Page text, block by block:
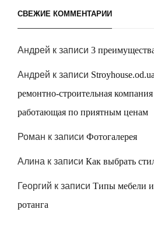
СВЕЖИЕ КОММЕНТАРИИ
Андрей к записи 3
Андрей к записи
ремонтно-строительная
работающая по приятным ценам
Роман к записи Фотогалерея
Алина к записи Как выбрать
Георгий к записи Типы мебели
ротанга